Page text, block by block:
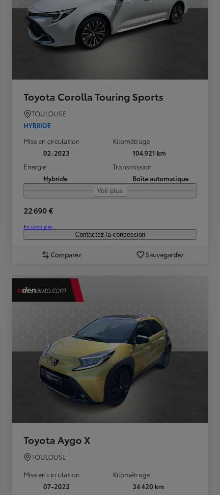
Toyota Corolla Touring Sports
TOULOUSE
HYBRIDE
Mise en circulation
02-2023
Kilométrage
104 921 km
Energie
Hybride
Transmission
Boîte automatique
Voir plus
22 690 €
En savoir plus
Contactez la concession
Comparez Sauvegardez
Toyota Aygo X
TOULOUSE
Mise en circulation
07-2023
Kilométrage
34 420 km